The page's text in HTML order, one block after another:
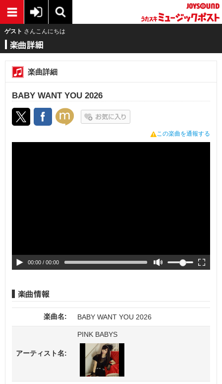
ゲスト さんこんにちは
楽曲詳細
BABY WANT YOU 2026
この楽曲を通報する
00:00 / 00:00
楽曲名: BABY WANT YOU 2026
アーティスト名:
PINK BABYS